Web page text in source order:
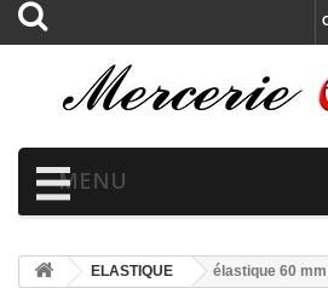
MENU
ELASTIQUE élastique 60 mm